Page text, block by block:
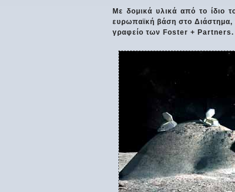
Με δομικά υλικά από το ίδιο
ευρωπαϊκή βάση στο
γραφείο των Foster + Partners.